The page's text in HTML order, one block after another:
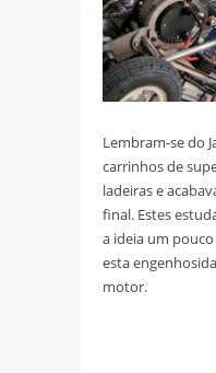
Lembram-se do
carrinhos de
ladeiras e
final. Estes
a ideia um
esta
motor.